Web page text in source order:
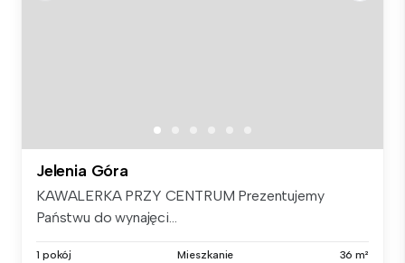
Jelenia Góra
KAWALERKA PRZY CENTRUM Prezentujemy
Państwu do wynajęci...
1 pokój Mieszkanie 36 m²